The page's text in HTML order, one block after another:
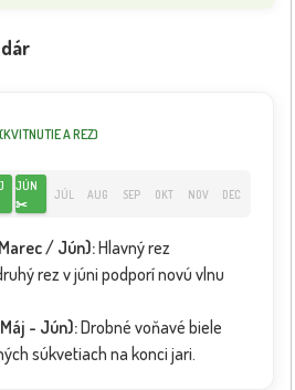
A REZ)
JÚN
✂️
JÚL AUG SEP OKT NOV DEC
/ Jún):Hlavný rez
rez v júni podporí novú vlnu
- Jún):Drobné voňavé biele
súkvetiach na konci jari.